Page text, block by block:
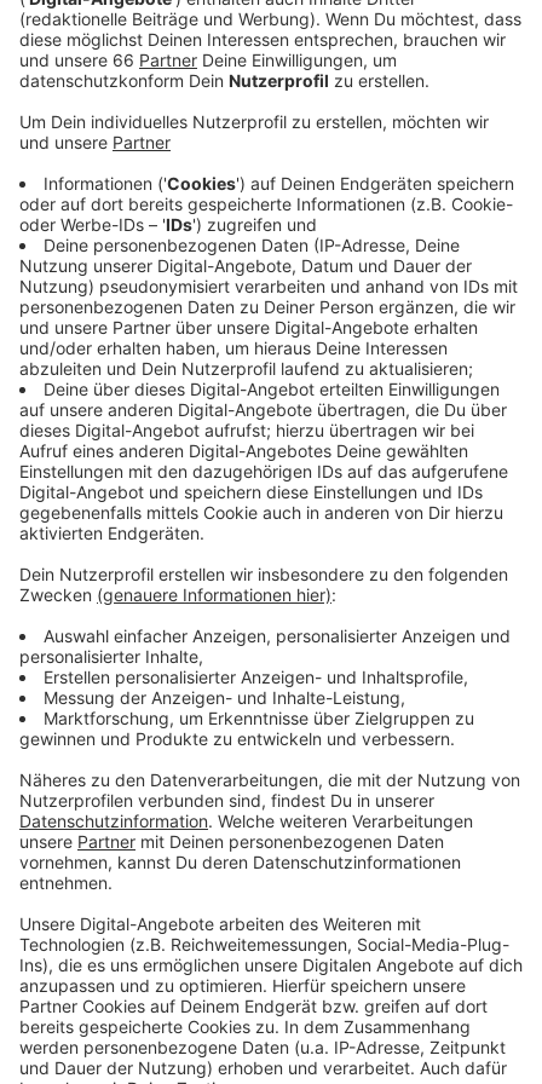
Anzeige
Patientinnen und Patienten manchmal ganz leer
der beschriebenen Dosierung oder Form. Betroffen
seien etwa bestimmte Säfte für Kleinkinder, die keine
Tabletten schlucken können. Das habe zum Beispiel
zur Folge, dass ein ukrainischer Hersteller
Paracetamol-Säfte liefere, die für die Ukraine
bestimmt waren. Dementsprechend kommen sie dann
mit ukrainischem Beipackzettel. Die Bundesregierung
will neue Regeln für Vorräte schaffen, um solche
Situationen künftig zu vermeiden.
Anzeige
Weitere Infos und Links zum Thema:
Anzeige
So berichtet RP Online
Diese Bevölkerungsgruppe sorgt sich besonders
Der Medikamenten-Mangel hält sich schon länger
Anzeige
Anzeige